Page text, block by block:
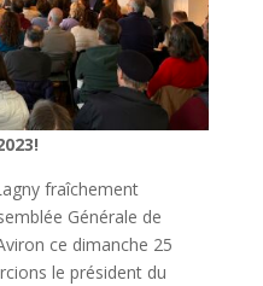
fraîchement
Générale de
ce dimanche 25
le président du